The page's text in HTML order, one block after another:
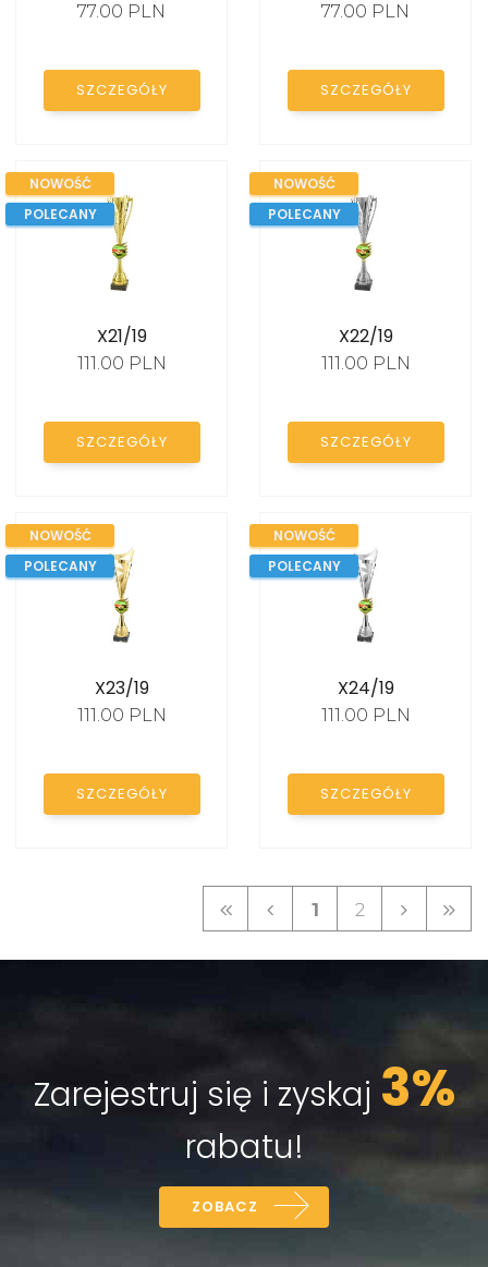
77.00 PLN
SZCZEGÓŁY
77.00 PLN
SZCZEGÓŁY
NOWOŚĆ
POLECANY
X21/19
111.00 PLN
SZCZEGÓŁY
NOWOŚĆ
POLECANY
X22/19
111.00 PLN
SZCZEGÓŁY
NOWOŚĆ
POLECANY
X23/19
111.00 PLN
SZCZEGÓŁY
NOWOŚĆ
POLECANY
X24/19
111.00 PLN
SZCZEGÓŁY
1 2
Zarejestruj się i zyskaj 3%
rabatu!
ZOBACZ